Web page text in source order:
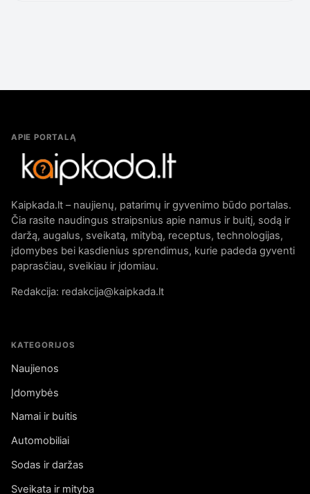
APIE PORTALĄ
Kaipkada.lt – naujienų, patarimų ir gyvenimo būdo portalas.
Čia rasite naudingus straipsnius apie namus ir buitį, sodą ir
daržą, augalus, sveikatą, mitybą, receptus, technologijas,
įdomybes bei kasdienius sprendimus, kurie padeda gyventi
paprasčiau, sveikiau ir įdomiau.
Redakcija: redakcija@kaipkada.lt
KATEGORIJOS
Naujienos
Įdomybės
Namai ir buitis
Automobiliai
Sodas ir daržas
Sveikata ir mityba